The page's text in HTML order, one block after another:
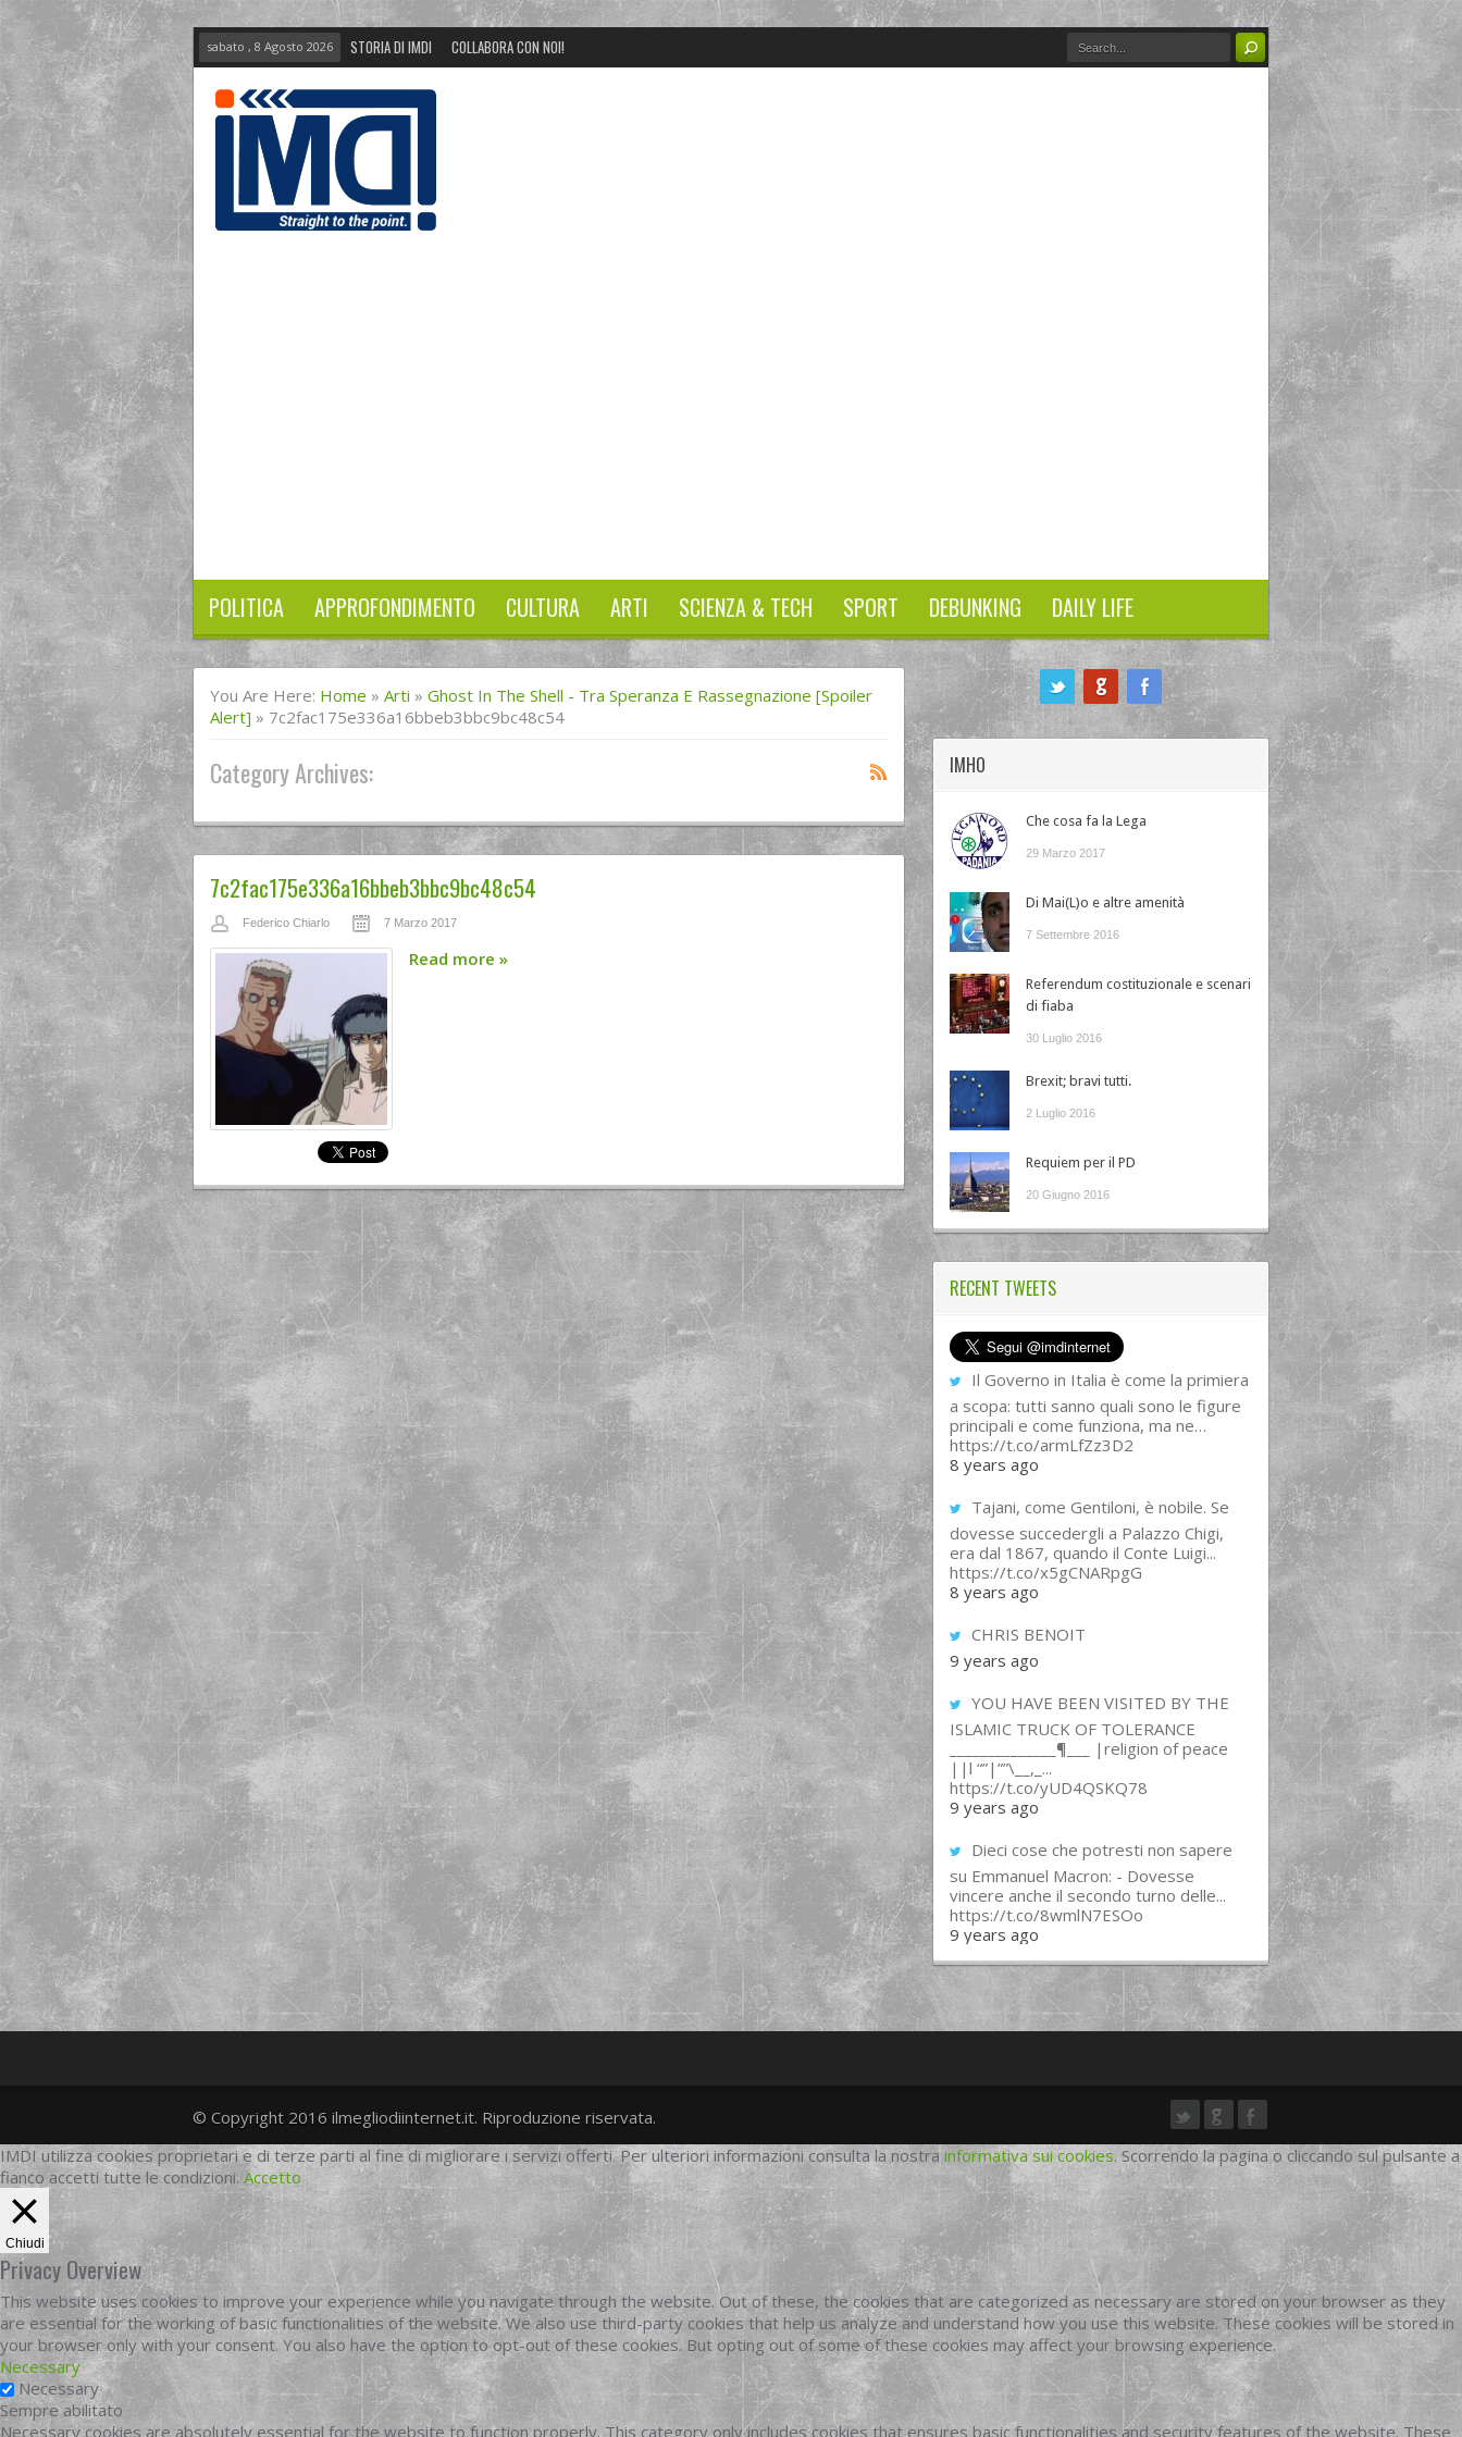
sabato , 8 Agosto 2026 STORIA DI IMDI COLLABORA CON NOI!
POLITICA APPROFONDIMENTO CULTURA ARTI SCIENZA & TECH SPORT DEBUNKING DAILY LIFE
You Are Here: Home » Arti » Ghost In The Shell - Tra Speranza E Rassegnazione [Spoiler
Alert] » 7c2fac175e336a16bbeb3bbc9bc48c54
Category Archives:
7c2fac175e336a16bbeb3bbc9bc48c54
Federico Chiarlo 7 Marzo 2017
Read more »
IMHO
Che cosa fa la Lega
29 Marzo 2017
Di Mai(L)o e altre amenità
7 Settembre 2016
Referendum costituzionale e scenari
di fiaba
30 Luglio 2016
Brexit; bravi tutti.
2 Luglio 2016
Requiem per il PD
20 Giugno 2016
RECENT TWEETS
Il Governo in Italia è come la primiera
a scopa: tutti sanno quali sono le figure
principali e come funziona, ma ne…
https://t.co/armLfZz3D2
8 years ago
Tajani, come Gentiloni, è nobile. Se
dovesse succedergli a Palazzo Chigi,
era dal 1867, quando il Conte Luigi...
https://t.co/x5gCNARpgG
8 years ago
CHRIS BENOIT
9 years ago
YOU HAVE BEEN VISITED BY THE
ISLAMIC TRUCK OF TOLERANCE
______________¶___ |religion of peace
||l “”|””\__,_...
https://t.co/yUD4QSKQ78
9 years ago
Dieci cose che potresti non sapere
su Emmanuel Macron: - Dovesse
vincere anche il secondo turno delle...
https://t.co/8wmlN7ESOo
9 years ago
twittergoogleplus
facebook
© Copyright 2016 ilmegliodiinternet.it. Riproduzione riservata.
IMDI utilizza cookies proprietari e di terze parti al fine di migliorare i servizi offerti. Per ulteriori informazioni consulta la nostra informativa sui cookies. Scorrendo la pagina o cliccando sul pulsante a
fianco accetti tutte le condizioni. Accetto
Chiudi
Privacy Overview
This website uses cookies to improve your experience while you navigate through the website. Out of these, the cookies that are categorized as necessary are stored on your browser as they
are essential for the working of basic functionalities of the website. We also use third-party cookies that help us analyze and understand how you use this website. These cookies will be stored in
your browser only with your consent. You also have the option to opt-out of these cookies. But opting out of some of these cookies may affect your browsing experience.
Necessary
Necessary
Sempre abilitato
Necessary cookies are absolutely essential for the website to function properly. This category only includes cookies that ensures basic functionalities and security features of the website. These